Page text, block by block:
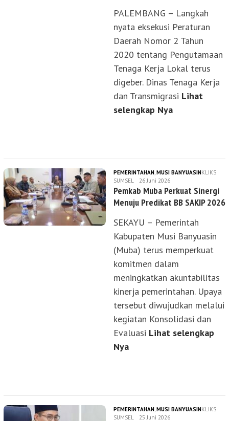
PALEMBANG – Langkah
nyata eksekusi Peraturan
Daerah Nomor 2 Tahun
2020 tentang Pengutamaan
Tenaga Kerja Lokal terus
digeber. Dinas Tenaga Kerja
dan Transmigrasi Lihat
selengkap Nya
PEMERINTAHAN,MUSI BANYUASINKLIKS
SUMSEL
26 Juni 2026
Pemkab Muba Perkuat Sinergi
Menuju Predikat BB SAKIP 2026
SEKAYU – Pemerintah
Kabupaten Musi Banyuasin
(Muba) terus memperkuat
komitmen dalam
meningkatkan akuntabilitas
kinerja pemerintahan. Upaya
tersebut diwujudkan melalui
kegiatan Konsolidasi dan
Evaluasi Lihat selengkap
Nya
PEMERINTAHAN,MUSI BANYUASINKLIKS
SUMSEL
25 Juni 2026